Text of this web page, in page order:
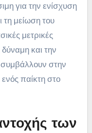
για την ενίσχυση
μείωση του
μετρικές
και την
συμβάλλουν στην
παίκτη στο
των